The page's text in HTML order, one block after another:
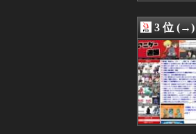
08/08 17:06
08/08 17:06
08/08 17:06
08/08 17:06
08/08 17:05
08/08 17:05
08/08 17:05
08/08 17:05
08/08 17:05
3 位 (→)